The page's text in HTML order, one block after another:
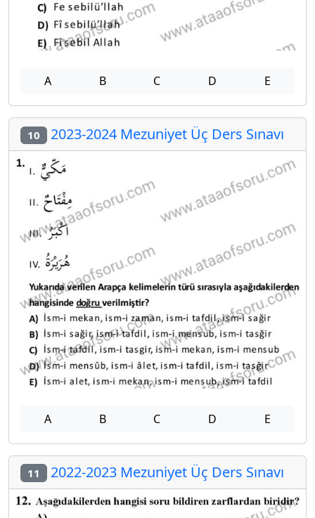
A B C D E
10 2023-2024 Mezuniyet Üç Ders Sınavı
A B C D E
11 2022-2023 Mezuniyet Üç Ders Sınavı